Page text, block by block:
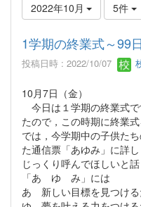
2022年10月 5件
1学期の終業式～99
投稿日時 : 2022/10/07
10月7日（金）
今日は１学期の終業式
たので，この時期に終業
では，今学期中の子供た
た通信票「あゆみ」に詳
じっくり呼んでほしいと
「あ ゆ み」には
あ 新しい目標を見つける